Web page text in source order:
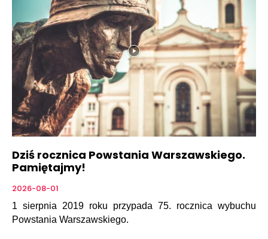
Dziś rocznica Powstania Warszawskiego.
Pamiętajmy!
2026-08-01
1 sierpnia 2019 roku przypada 75. rocznica wybuchu
Powstania Warszawskiego.